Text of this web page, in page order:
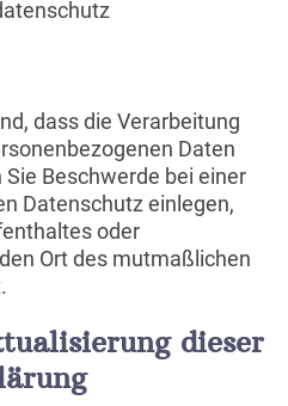
dass die Verarbeitung
Daten
Beschwerde bei einer
Datenschutz einlegen,
oder
Ort des mutmaßlichen
dieser